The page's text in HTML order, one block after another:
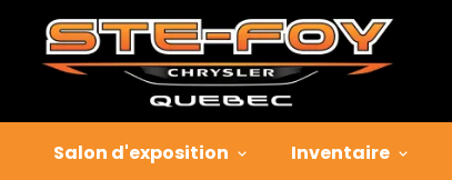
Salon d'exposition Inventaire